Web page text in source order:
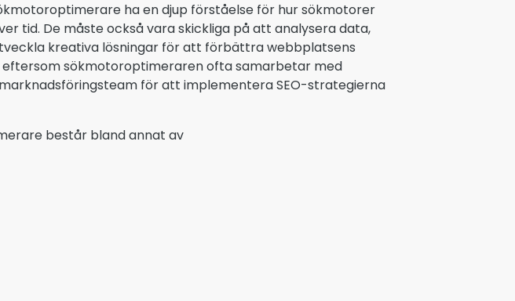
ha en djup förståelse för hur sökmotorer
tid. De måste också vara skickliga på att analysera data,
kreativa lösningar för att förbättra webbplatsens
eftersom sökmotoroptimeraren ofta samarbetar med
för att implementera SEO-strategierna
består bland annat av